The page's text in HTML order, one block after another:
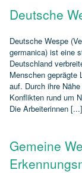
Deutsche
Deutsche Wespe
germanica) ist eine
Deutschland
Menschen geprägte
auf. Durch ihre
Konflikten rund um
Die Arbeiterinnen [...]
Gemeine